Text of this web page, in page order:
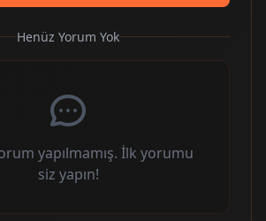
Henüz Yorum Yok
yapılmamış. İlk yorumu
siz yapın!